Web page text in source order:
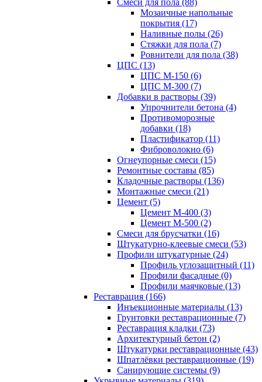
Смеси для пола (88)
Мозаичные напольные
покрытия (17)
Наливные полы (26)
Стяжки для пола (7)
Ровнители для пола (38)
ЦПС (13)
ЦПС М-150 (6)
ЦПС М-300 (7)
Добавки в растворы (39)
Упрочнители бетона (4)
Противоморозные
добавки (18)
Пластификатор (11)
Фиброволокно (6)
Огнеупорные смеси (15)
Ремонтные составы (85)
Кладочные растворы (136)
Монтажные смеси (21)
Цемент (5)
Цемент М-400 (3)
Цемент М-500 (2)
Смеси для брусчатки (16)
Штукатурно-клеевые смеси (53)
Профили штукатурные (24)
Профиль углозащитный (11)
Профили фасадные (0)
Профили маячковые (13)
Реставрация (166)
Инъекционные материалы (13)
Грунтовки реставрационные (7)
Реставрация кладки (73)
Архитектурный бетон (2)
Штукатурки реставрационные (43)
Шпатлёвки реставрационные (19)
Санирующие системы (9)